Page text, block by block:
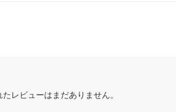
レビューはまだありません。